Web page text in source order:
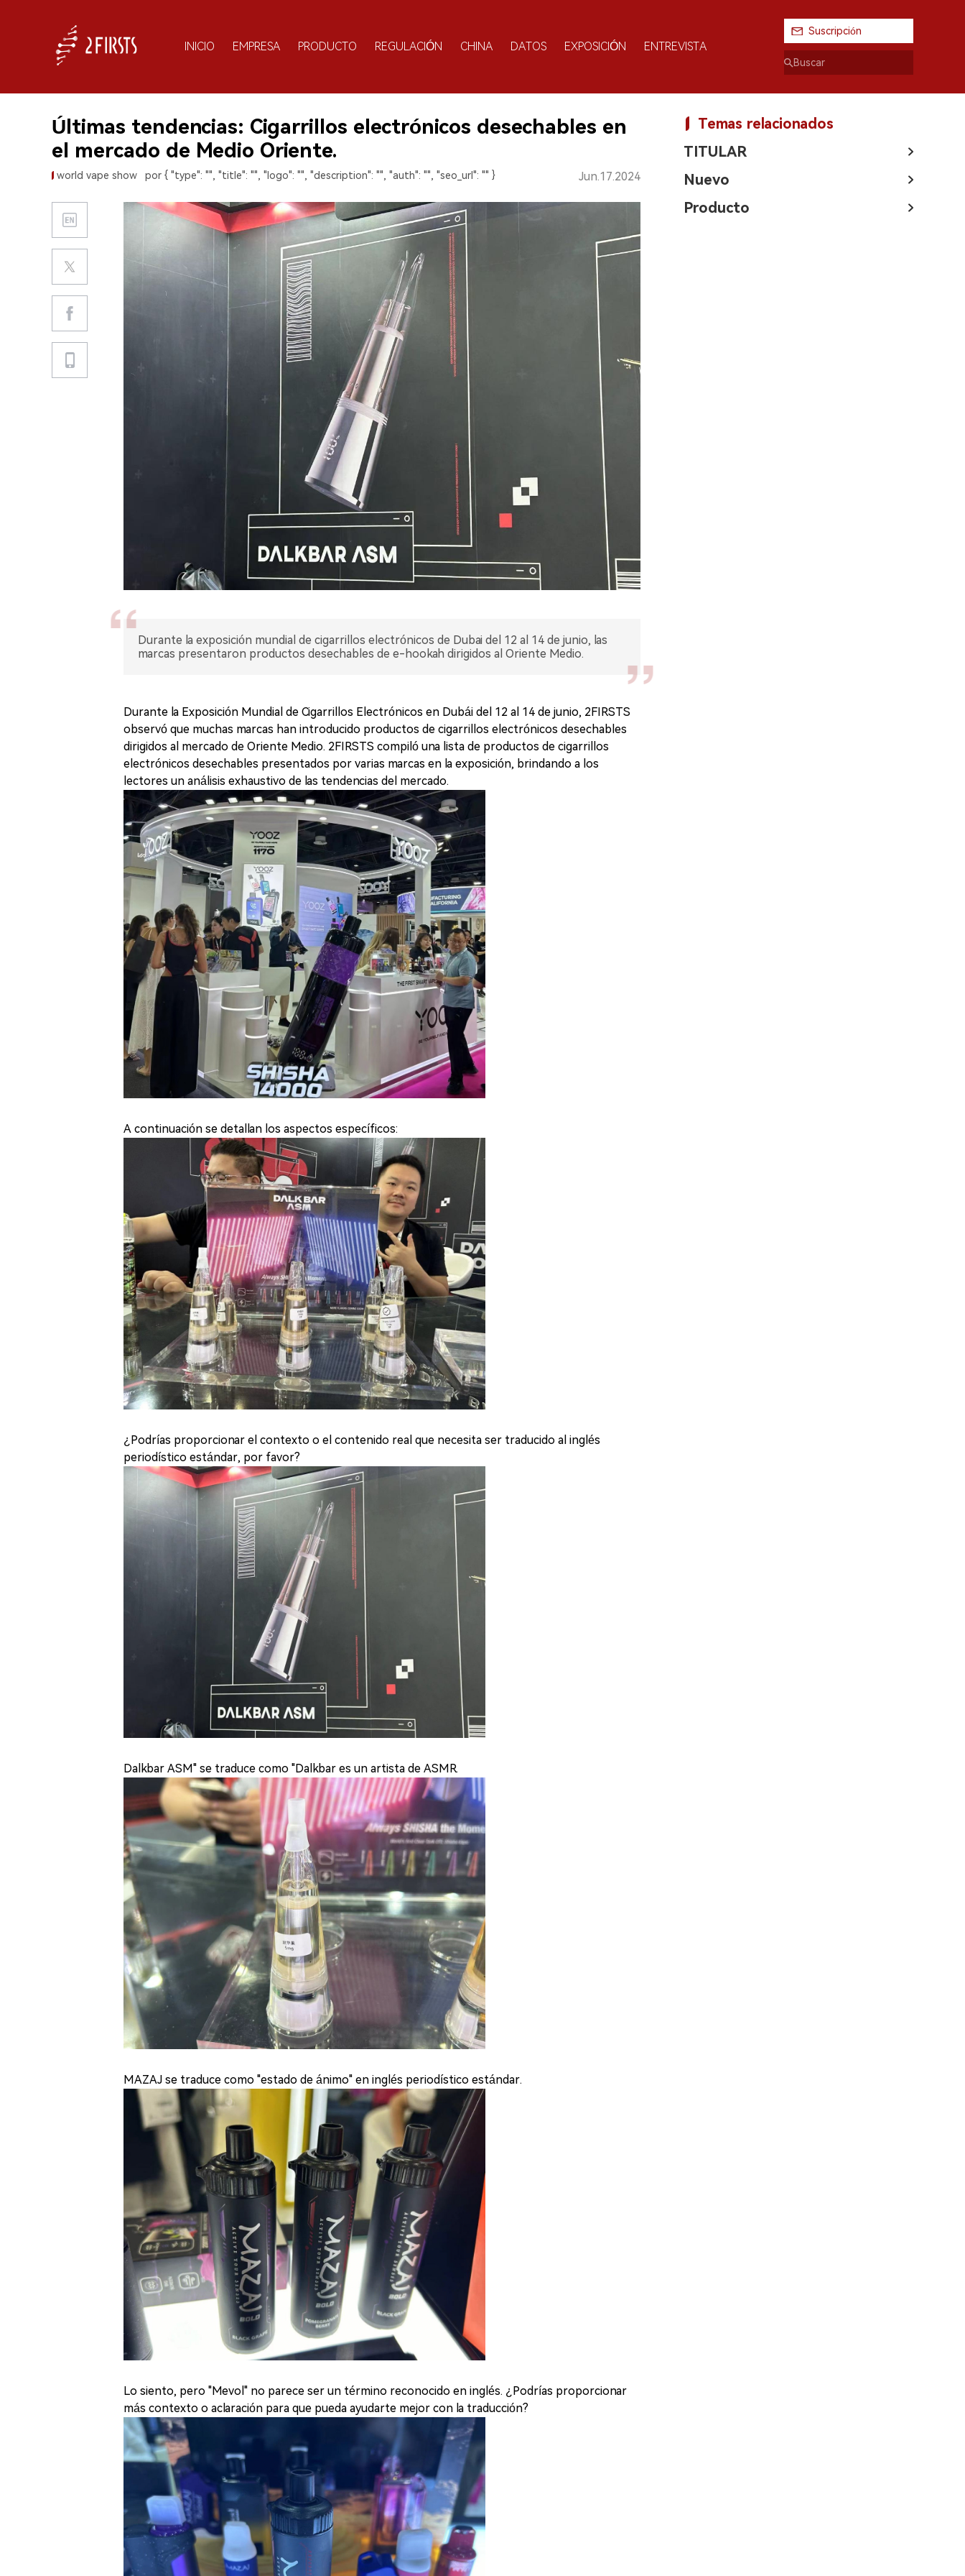
INICIO EMPRESA PRODUCTO REGULACIÓN CHINA DATOS EXPOSICIÓN ENTREVISTA
Suscripción
Últimas tendencias: Cigarrillos electrónicos desechables en
el mercado de Medio Oriente.
world vape show por { "type": "", "title": "", "logo": "", "description": "", "auth": "", "seo_url": "" } Jun.17.2024
Durante la exposición mundial de cigarrillos electrónicos de Dubai del 12 al 14 de junio, las
marcas presentaron productos desechables de e-hookah dirigidos al Oriente Medio.
Durante la Exposición Mundial de Cigarrillos Electrónicos en Dubái del 12 al 14 de junio, 2FIRSTS
observó que muchas marcas han introducido productos de cigarrillos electrónicos desechables
dirigidos al mercado de Oriente Medio. 2FIRSTS compiló una lista de productos de cigarrillos
electrónicos desechables presentados por varias marcas en la exposición, brindando a los
lectores un análisis exhaustivo de las tendencias del mercado.
A continuación se detallan los aspectos específicos:
¿Podrías proporcionar el contexto o el contenido real que necesita ser traducido al inglés
periodístico estándar, por favor?
Dalkbar ASM" se traduce como "Dalkbar es un artista de ASMR.
MAZAJ se traduce como "estado de ánimo" en inglés periodístico estándar.
Lo siento, pero "Mevol" no parece ser un término reconocido en inglés. ¿Podrías proporcionar
más contexto o aclaración para que pueda ayudarte mejor con la traducción?
Temas relacionados
TITULAR
Nuevo
Producto